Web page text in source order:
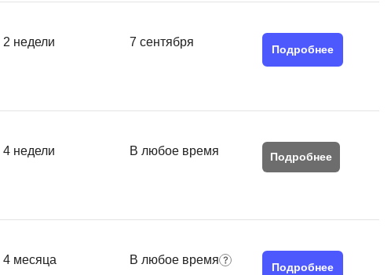
2 недели 7 сентября
Подробнее
4 недели В любое время Подробнее
4 месяца В любое время
Подробнее